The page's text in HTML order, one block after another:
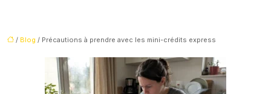
/ Blog / Précautions à prendre avec les mini-crédits express